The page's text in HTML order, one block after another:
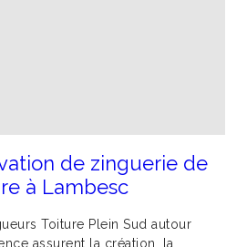
de zinguerie de
à Lambesc
Toiture Plein Sud autour
assurent la création, la